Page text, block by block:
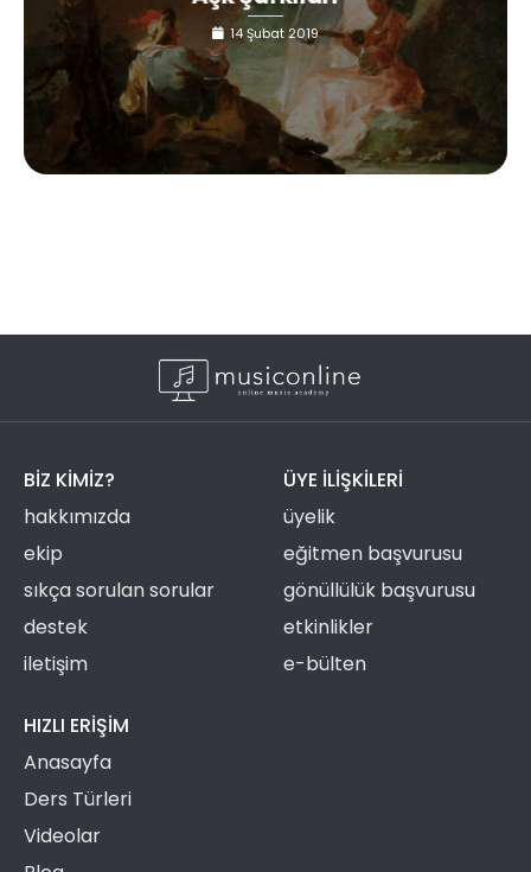
14 Şubat 2019
BIZ KIMIZ?
hakkımızda
ekip
sıkça sorulan sorular
destek
iletişim
ÜYE ILIŞKILERI
üyelik
eğitmen başvurusu
gönüllülük başvurusu
etkinlikler
e-bülten
HIZLI ERIŞIM
Anasayfa
Ders Türleri
Videolar